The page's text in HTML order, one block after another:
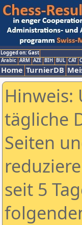
Logged on: Gast
Arabic ARM AZE BIH BUL CAT
Home TurnierDB
Hinweis:
tägliche
Seiten
seit 5